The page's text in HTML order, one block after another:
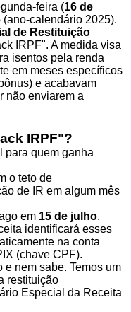
feira (16 de
(ano-calendário 2025).
de Restituição
IRPF". A medida visa
isentos pela renda
em meses específicos
e acabavam
não enviarem a
IRPF"?
para quem ganha
o teto de
de IR em algum mês
em 15 de julho.
identificará esses
na conta
(chave CPF).
e nem sabe. Temos um
restituição
Especial da Receita